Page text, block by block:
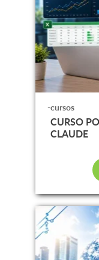
-cursos
CURSO
CLAUDE